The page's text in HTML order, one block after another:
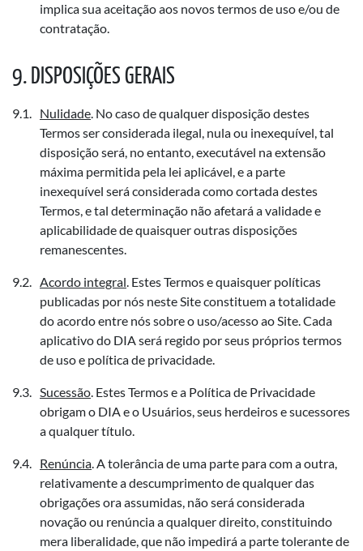
implica sua aceitação aos novos termos de uso e/ou de
contratação.
DISPOSIÇÕES GERAIS
Nulidade . No caso de qualquer disposição destes
Termos ser considerada ilegal, nula ou inexequível, tal
disposição será, no entanto, executável na extensão
máxima permitida pela lei aplicável, e a parte
inexequível será considerada como cortada destes
Termos, e tal determinação não afetará a validade e
aplicabilidade de quaisquer outras disposições
remanescentes.
Acordo integral . Estes Termos e quaisquer políticas
publicadas por nós neste Site constituem a totalidade
do acordo entre nós sobre o uso/acesso ao Site. Cada
aplicativo do DIA será regido por seus próprios termos
de uso e política de privacidade.
Sucessão . Estes Termos e a Política de Privacidade
obrigam o DIA e o Usuários, seus herdeiros e sucessores
a qualquer título.
Renúncia . A tolerância de uma parte para com a outra,
relativamente a descumprimento de qualquer das
obrigações ora assumidas, não será considerada
novação ou renúncia a qualquer direito, constituindo
mera liberalidade, que não impedirá a parte tolerante de